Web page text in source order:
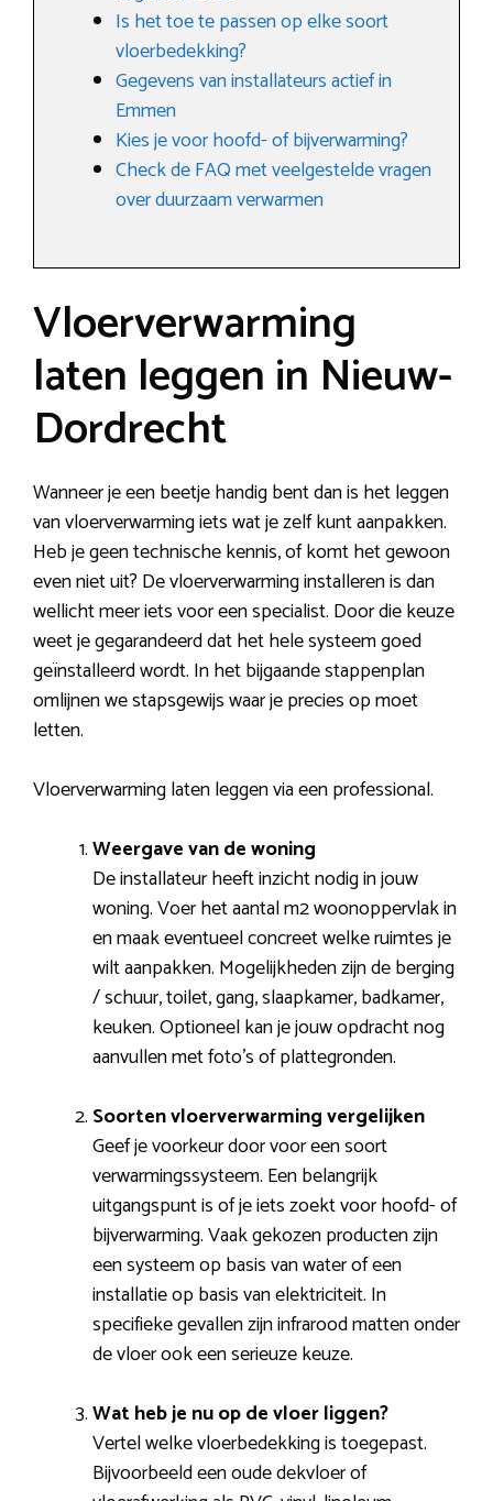
Is het toe te passen op elke soort
vloerbedekking?
Gegevens van installateurs actief in
Emmen
Kies je voor hoofd- of bijverwarming?
Check de FAQ met veelgestelde vragen
over duurzaam verwarmen
Vloerverwarming
laten leggen in Nieuw-
Dordrecht
Wanneer je een beetje handig bent dan is het leggen
van vloerverwarming iets wat je zelf kunt aanpakken.
Heb je geen technische kennis, of komt het gewoon
even niet uit? De vloerverwarming installeren is dan
wellicht meer iets voor een specialist. Door die keuze
weet je gegarandeerd dat het hele systeem goed
geïnstalleerd wordt. In het bijgaande stappenplan
omlijnen we stapsgewijs waar je precies op moet
letten.
Vloerverwarming laten leggen via een professional.
Weergave van de woning
De installateur heeft inzicht nodig in jouw
woning. Voer het aantal m2 woonoppervlak in
en maak eventueel concreet welke ruimtes je
wilt aanpakken. Mogelijkheden zijn de berging
/ schuur, toilet, gang, slaapkamer, badkamer,
keuken. Optioneel kan je jouw opdracht nog
aanvullen met foto’s of plattegronden.
Soorten vloerverwarming vergelijken
Geef je voorkeur door voor een soort
verwarmingssysteem. Een belangrijk
uitgangspunt is of je iets zoekt voor hoofd- of
bijverwarming. Vaak gekozen producten zijn
een systeem op basis van water of een
installatie op basis van elektriciteit. In
specifieke gevallen zijn infrarood matten onder
de vloer ook een serieuze keuze.
Wat heb je nu op de vloer liggen?
Vertel welke vloerbedekking is toegepast.
Bijvoorbeeld een oude dekvloer of